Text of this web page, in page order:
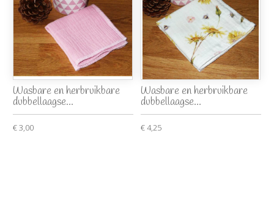
Wasbare en herbruikbare
dubbellaagse...
€ 3,00
Wasbare en herbruikbare
dubbellaagse...
€ 4,25